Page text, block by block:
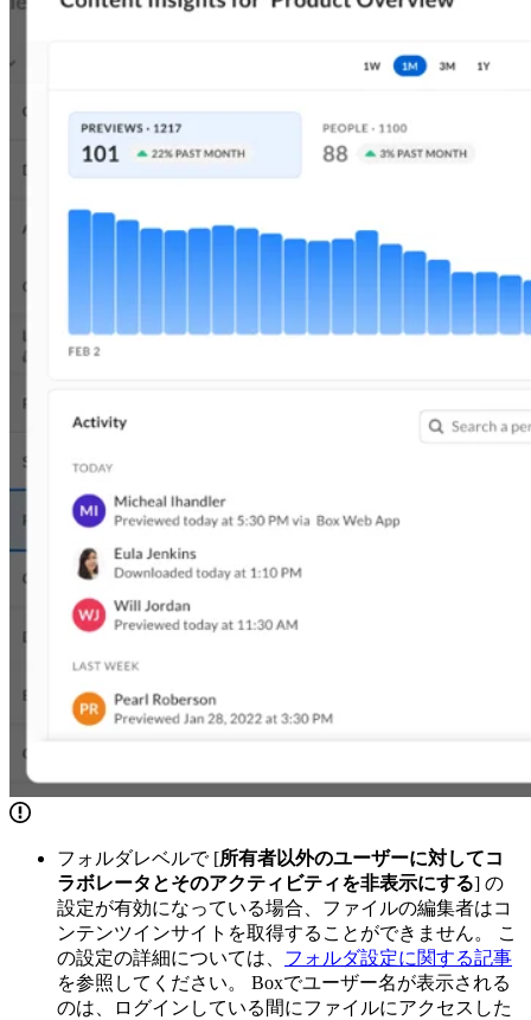
フォルダレベルで [所有者以外のユーザーに対してコ
ラボレータとそのアクティビティを非表示にする] の
設定が有効になっている場合、ファイルの編集者はコ
ンテンツインサイトを取得することができません。 こ
の設定の詳細については、 フォルダ設定に関する記事
を参照してください。 Boxでユーザー名が表示される
のは、ログインしている間にファイルにアクセスした